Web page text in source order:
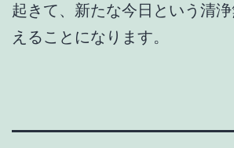
起きて、新たな今日という清
えることになります。